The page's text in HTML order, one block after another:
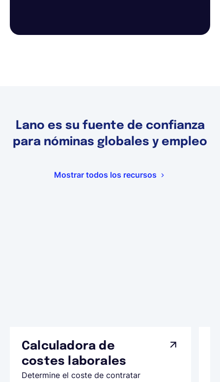
Lano es su fuente de confianza
para nóminas globales y empleo
Mostrar todos los recursos
Calculadora de
costes laborales
Determine el coste de contratar